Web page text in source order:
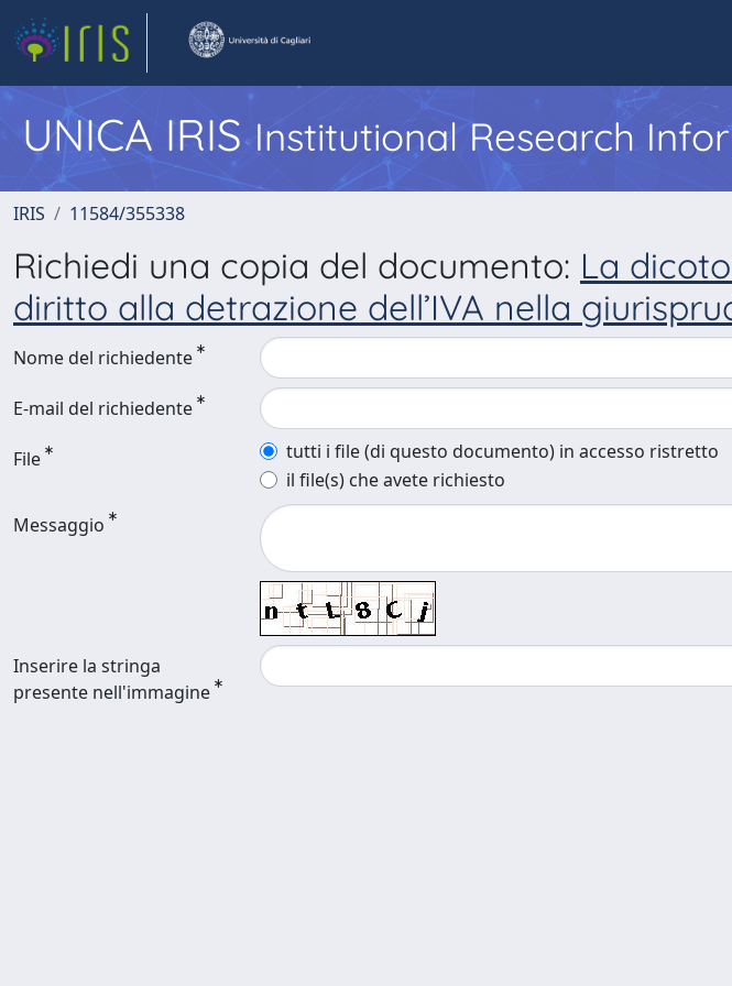
UNICA IRISInstitutional Research
IRIS 11584/355338
Richiedi una copia del documento: La
diritto alla detrazione dell’IVA nella
Nome del richiedente
E-mail del richiedente
File
tutti i file (di questo documento) in accesso ristretto
il file(s) che avete richiesto
Messaggio
Inserire la stringa
presente nell'immagine